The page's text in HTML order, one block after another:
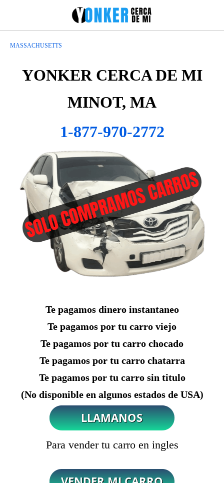
MASSACHUSETTS
YONKER CERCA DE MI
MINOT, MA
1-877-970-2772
Te pagamos dinero instantaneo
Te pagamos por tu carro viejo
Te pagamos por tu carro chocado
Te pagamos por tu carro chatarra
Te pagamos por tu carro sin titulo
(No disponible en algunos estados de USA)
Para vender tu carro en ingles